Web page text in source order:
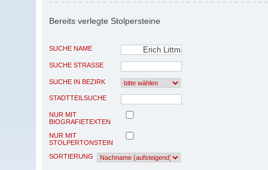
Bereits verlegte Stolpersteine
SUCHE NAME
SUCHE STRASSE
SUCHE IN BEZIRK
STADTTEILSUCHE
NUR MIT
BIOGRAFIETEXTEN
NUR MIT
STOLPERTONSTEIN
SORTIERUNG